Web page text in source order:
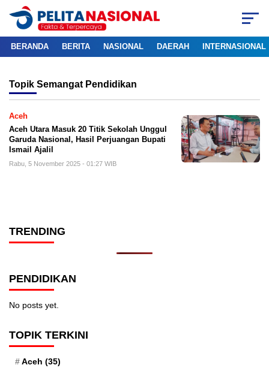
BERANDA BERITA NASIONAL DAERAH INTERNASIONAL
Topik Semangat Pendidikan
Aceh
Aceh Utara Masuk 20 Titik Sekolah Unggul
Garuda Nasional, Hasil Perjuangan Bupati
Ismail Ajalil
Rabu, 5 November 2025 - 01:27 WIB
TRENDING
PENDIDIKAN
No posts yet.
TOPIK TERKINI
Aceh (35)